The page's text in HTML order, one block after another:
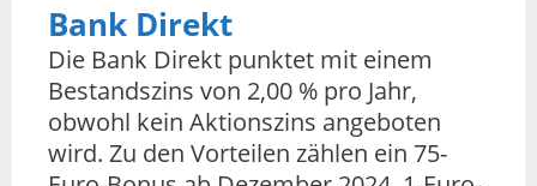
Bank Direkt
Die Bank Direkt punktet mit einem
Bestandszins von 2,00 % pro Jahr,
obwohl kein Aktionszins angeboten
wird. Zu den Vorteilen zählen ein 75-